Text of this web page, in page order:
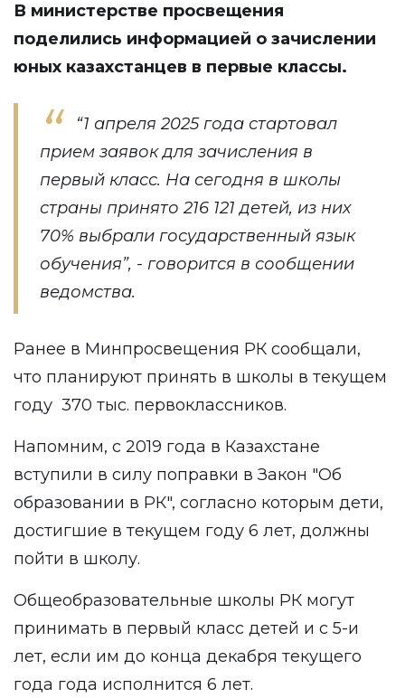
В министерстве просвещения
поделились информацией о зачислении
юных казахстанцев в первые классы.
“1 апреля 2025 года стартовал
прием заявок для зачисления в
первый класс. На сегодня в школы
страны принято 216 121 детей, из них
70% выбрали государственный язык
обучения”, - говорится в сообщении
ведомства.
Ранее в Минпросвещения РК сообщали,
что планируют принять в школы в текущем
году 370 тыс. первоклассников.
Напомним, с 2019 года в Казахстане
вступили в силу поправки в Закон "Об
образовании в РК", согласно которым дети,
достигшие в текущем году 6 лет, должны
пойти в школу.
Общеобразовательные школы РК могут
принимать в первый класс детей и с 5-и
лет, если им до конца декабря текущего
года года исполнится 6 лет.